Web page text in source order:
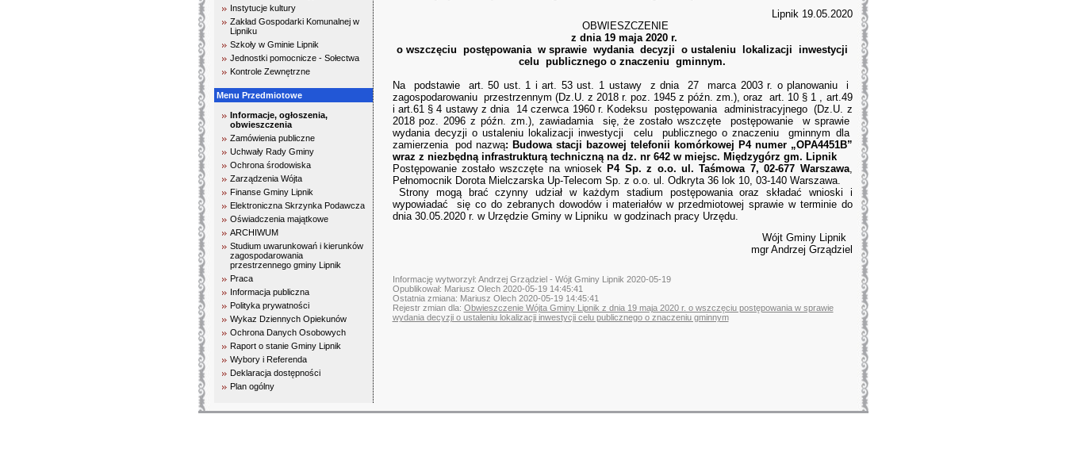
Instytucje kultury
Zakład Gospodarki Komunalnej w
Lipniku
Szkoły w Gminie Lipnik
Jednostki pomocnicze - Sołectwa
Kontrole Zewnętrzne
Menu Przedmiotowe
Informacje, ogłoszenia,
obwieszczenia
Zamówienia publiczne
Uchwały Rady Gminy
Ochrona środowiska
Zarządzenia Wójta
Finanse Gminy Lipnik
Elektroniczna Skrzynka Podawcza
Oświadczenia majątkowe
ARCHIWUM
Studium uwarunkowań i kierunków
zagospodarowania
przestrzennego gminy Lipnik
Praca
Informacja publiczna
Polityka prywatności
Wykaz Dziennych Opiekunów
Ochrona Danych Osobowych
Raport o stanie Gminy Lipnik
Wybory i Referenda
Deklaracja dostępności
Plan ogólny
Lipnik 19.05.2020
OBWIESZCZENIE
z dnia 19 maja 2020 r.
o wszczęciu postępowania w sprawie wydania decyzji o ustaleniu lokalizacji inwestycji
celu publicznego o znaczeniu gminnym.
Na podstawie art. 50 ust. 1 i art. 53 ust. 1 ustawy z dnia 27 marca 2003 r. o planowaniu i
zagospodarowaniu przestrzennym (Dz.U. z 2018 r. poz. 1945 z późn. zm.), oraz art. 10 § 1 , art.49
i art.61 § 4 ustawy z dnia 14 czerwca 1960 r. Kodeksu postępowania administracyjnego (Dz.U. z
2018 poz. 2096 z późn. zm.), zawiadamia się, że zostało wszczęte postępowanie w sprawie
wydania decyzji o ustaleniu lokalizacji inwestycji celu publicznego o znaczeniu gminnym dla
zamierzenia pod nazwą: Budowa stacji bazowej telefonii komórkowej P4 numer „OPA4451B”
wraz z niezbędną infrastrukturą techniczną na dz. nr 642 w miejsc. Międzygórz gm. Lipnik
Postępowanie zostało wszczęte na wniosek P4 Sp. z o.o. ul. Taśmowa 7, 02-677 Warszawa,
Pełnomocnik Dorota Mielczarska Up-Telecom Sp. z o.o. ul. Odkryta 36 lok 10, 03-140 Warszawa.
Strony mogą brać czynny udział w każdym stadium postępowania oraz składać wnioski i
wypowiadać się co do zebranych dowodów i materiałów w przedmiotowej sprawie w terminie do
dnia 30.05.2020 r. w Urzędzie Gminy w Lipniku w godzinach pracy Urzędu.
Wójt Gminy Lipnik
mgr Andrzej Grządziel
Informację wytworzył: Andrzej Grządziel - Wójt Gminy Lipnik 2020-05-19
Opublikował: Mariusz Olech 2020-05-19 14:45:41
Ostatnia zmiana: Mariusz Olech 2020-05-19 14:45:41
Rejestr zmian dla: Obwieszczenie Wójta Gminy Lipnik z dnia 19 maja 2020 r. o wszczęciu postępowania w sprawie
wydania decyzji o ustaleniu lokalizacji inwestycji celu publicznego o znaczeniu gminnym